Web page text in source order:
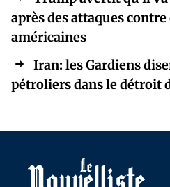
après des attaques contre
américaines
Iran: les Gardiens
pétroliers dans le détroit